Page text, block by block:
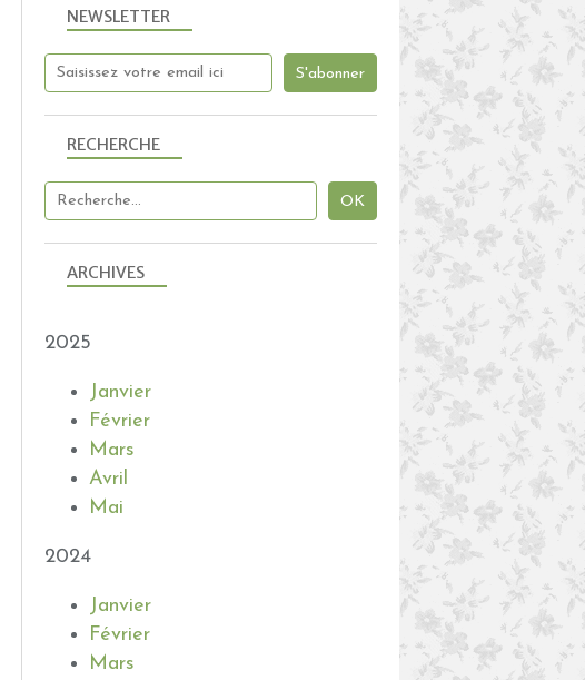
NEWSLETTER
RECHERCHE
ARCHIVES
2025
Janvier
Février
Mars
Avril
Mai
2024
Janvier
Février
Mars